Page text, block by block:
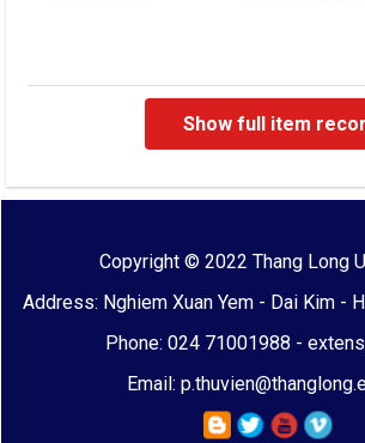
Show full item
Copyright © 2022 Thang Long
Address: Nghiem Xuan Yem - Dai Kim -
Phone: 024 71001988 -
Email: